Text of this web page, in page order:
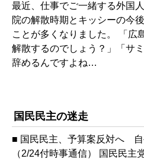
最近、仕事でご一緒する外国
院の解散時期とキッシーの今
ことが多くなりました。 「広
解散するのでしょう？」「サ
辞めるんですよね…
国民民主の迷走
■ 国民民主、予算案反対へ 自
（2/24付時事通信） 国民民主